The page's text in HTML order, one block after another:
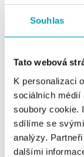
Souhlas
Tato webová
K personalizaci
sociálních médií
soubory cookie.
sdílíme se
analýzy.
dalšími
ALO
Náramek s
Celestial Love